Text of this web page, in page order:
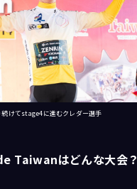
けてstage4に進むクレダー選手
Taiwanはどんな大会？